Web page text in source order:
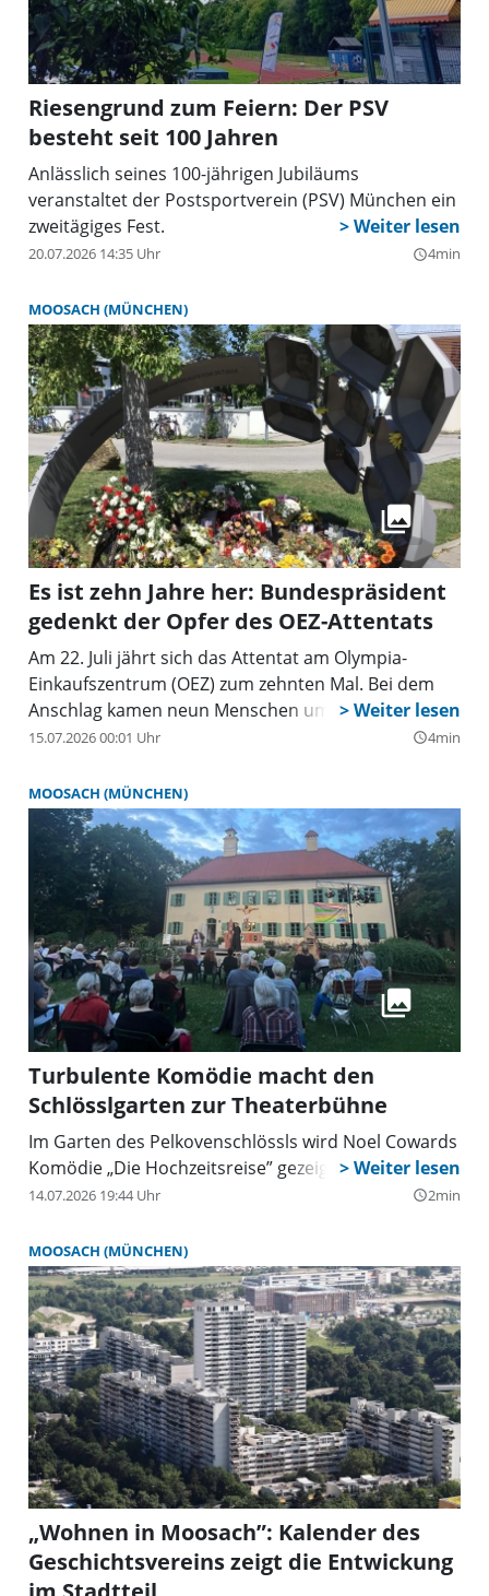
Riesengrund zum Feiern: Der PSV
besteht seit 100 Jahren
Anlässlich seines 100-jährigen Jubiläums
veranstaltet der Postsportverein (PSV) München ein
zweitägiges Fest.
20.07.2026 14:35 Uhr query_builder4min
MOOSACH (MÜNCHEN)
Es ist zehn Jahre her: Bundespräsident
gedenkt der Opfer des OEZ-Attentats
Am 22. Juli jährt sich das Attentat am Olympia-
Einkaufszentrum (OEZ) zum zehnten Mal. Bei dem
Anschlag kamen neun Menschen ums Leben,
zahlreiche weitere wurden verletzt. Die Stadt
Hinterbliebenen, Überlebenden und Unterstützern
an die Opfer: Am Mittwoch, 22. Juli, findet ab 16 Uhr
(Einlass ab 15 Uhr) am Denkmal „Für Euch“ an der
Hanauer Straße 77 eine zentrale
Gedenkveranstaltung statt. Es sprechen
Bundespräsident Frank-Walter Steinmeier,
Landtagspräsidentin Ilse Aigner, Oberbürgermeister
Dominik Krause sowie Hinterbliebene der
Attentatsopfer.
15.07.2026 00:01 Uhr query_builder4min
MOOSACH (MÜNCHEN)
Turbulente Komödie macht den
Schlösslgarten zur Theaterbühne
Im Garten des Pelkovenschlössls wird Noel Cowards
Komödie „Die Hochzeitsreise” gezeigt.
14.07.2026 19:44 Uhr query_builder2min
MOOSACH (MÜNCHEN)
„Wohnen in Moosach”: Kalender des
Geschichtsvereins zeigt die Entwickung